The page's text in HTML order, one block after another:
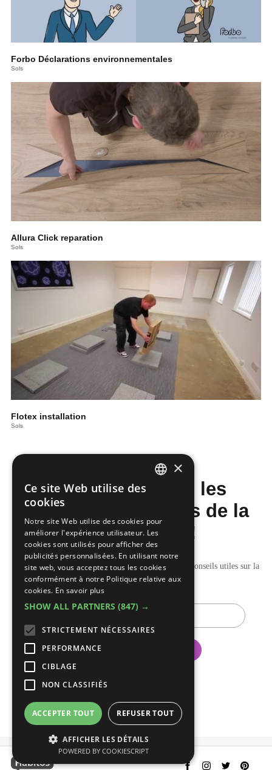
Forbo Déclarations environnementales
Sols
Allura Click reparation
Sols
Flotex installation
Sols
Ne manquez pas les
dernières nouvelles de la
construction!
Recevez nos mises à jour hebdomadaires pleines de conseils utiles sur la
construction et la rénovation.
E-
×
Ce site Web utilise des
cookies
Notre site Web utilise des cookies pour
améliorer l'expérience utilisateur. Les
cookies sont utilisés pour afficher des
publicités personnalisées. En utilisant notre
site web, vous acceptez tous les cookies
conformément à notre Politique relative aux
cookies. En savoir plus
SHOW ALL PARTNERS (847) →
STRICTEMENT NÉCESSAIRES
PERFORMANCE
CIBLAGE
NON CLASSIFIÉS
ACCEPTER TOUT REFUSER TOUT
AFFICHER LES DÉTAILS
POWERED BY COOKIESCRIPT